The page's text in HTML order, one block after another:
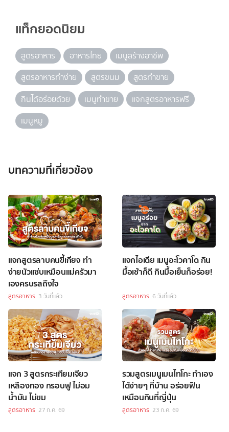
แท็กยอดนิยม
สูตรอาหาร อาหารไทย
เมนูสร้างอาชีพ
สูตรอาหารทำง่าย
สูตรขนม
สูตรทำขาย
กินได้อร่อยด้วย
เมนูทำขาย
แจกสูตรอาหารฟรี
เมนูหมู
บทความที่เกี่ยวข้อง
แจกสูตรลาบคนขี้เกียจ ทำ
ง่ายนัวแซ่บเหมือนแม่ครัวมา
เองครบรสถึงใจ
สูตรอาหาร 3 วันที่แล้ว
แจกไอเดีย เมนูอะโวคาโด กิน
มื้อเช้าก็ดี กินมื้อเย็นก็อร่อย!
สูตรอาหาร 6 วันที่แล้ว
แจก 3 สูตรกระเทียมเจียว
เหลืองทอง กรอบฟู ไม่อม
น้ำมัน ไม่ขม
สูตรอาหาร 27 ก.ค. 69
รวมสูตรเมนูเมนไทโกะ ทำเอง
ได้ง่ายๆ ที่บ้าน อร่อยฟิน
เหมือนกินที่ญี่ปุ่น
สูตรอาหาร 23 ก.ค. 69